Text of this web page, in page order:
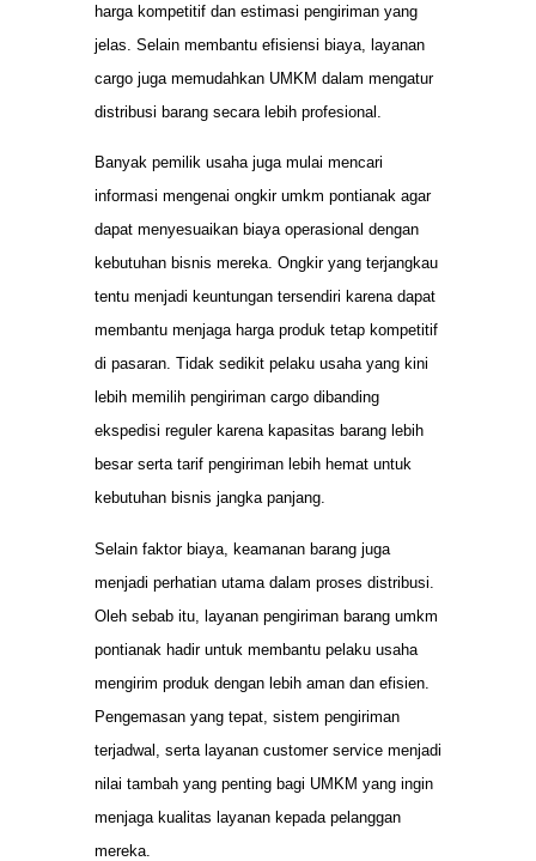
harga kompetitif dan estimasi pengiriman yang
jelas. Selain membantu efisiensi biaya, layanan
cargo juga memudahkan UMKM dalam mengatur
distribusi barang secara lebih profesional.
Banyak pemilik usaha juga mulai mencari
informasi mengenai ongkir umkm pontianak agar
dapat menyesuaikan biaya operasional dengan
kebutuhan bisnis mereka. Ongkir yang terjangkau
tentu menjadi keuntungan tersendiri karena dapat
membantu menjaga harga produk tetap kompetitif
di pasaran. Tidak sedikit pelaku usaha yang kini
lebih memilih pengiriman cargo dibanding
ekspedisi reguler karena kapasitas barang lebih
besar serta tarif pengiriman lebih hemat untuk
kebutuhan bisnis jangka panjang.
Selain faktor biaya, keamanan barang juga
menjadi perhatian utama dalam proses distribusi.
Oleh sebab itu, layanan pengiriman barang umkm
pontianak hadir untuk membantu pelaku usaha
mengirim produk dengan lebih aman dan efisien.
Pengemasan yang tepat, sistem pengiriman
terjadwal, serta layanan customer service menjadi
nilai tambah yang penting bagi UMKM yang ingin
menjaga kualitas layanan kepada pelanggan
mereka.